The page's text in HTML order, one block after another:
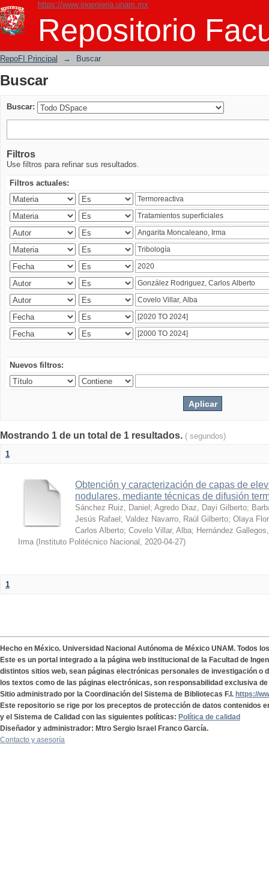
https://www.ingenieria.unam.mx
Repositorio
Buscar
RepoFI Principal → Buscar
Buscar
Buscar:
Filtros
Use filtros para refinar sus resultados.
Filtros actuales:
Nuevos filtros:
Mostrando 1 de un total de 1 resultados. ( segundos)
1
Obtención y caracterización de capas de
nodulares, mediante técnicas de difusión
Sánchez Ruiz, Daniel ; Agredo Diaz, Dayi Gilberto;
Jesús Rafael ; Valdez Navarro, Raúl Gilberto; Olaya
Carlos Alberto; Covelo Villar, Alba; Hernández
Irma ( Instituto Politécnico Nacional , 2020-04-27)
1
Hecho en México. Universidad Nacional Autónoma de México UNAM. Todos
Este es un portal integrado a la página web institucional de la Facultad de
distintos sitios web, sean páginas electrónicas personales de investigación o
los textos como de las páginas electrónicas, son responsabilidad exclusiva
Sitio administrado por la Coordinación del Sistema de Bibliotecas F.I. https://
Este repositorio se rige por los preceptos de protección de datos contenidos
y el Sistema de Calidad con las siguientes políticas: Política de calidad
Diseñador y administrador: Mtro Sergio Israel Franco García.
Contacto y asesoría